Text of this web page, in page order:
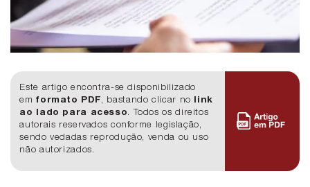
Este artigo encontra-se disponibilizado
emformato PDF, bastando clicar no link
ao lado para acesso. Todos os direitos
autorais reservados conforme legislação,
sendo vedadas reprodução, venda ou uso
não autorizados.